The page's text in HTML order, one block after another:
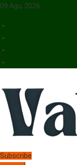
09 Agu, 2026
Vakansiinfo
Menyajikan Berita Serta
Subscribe